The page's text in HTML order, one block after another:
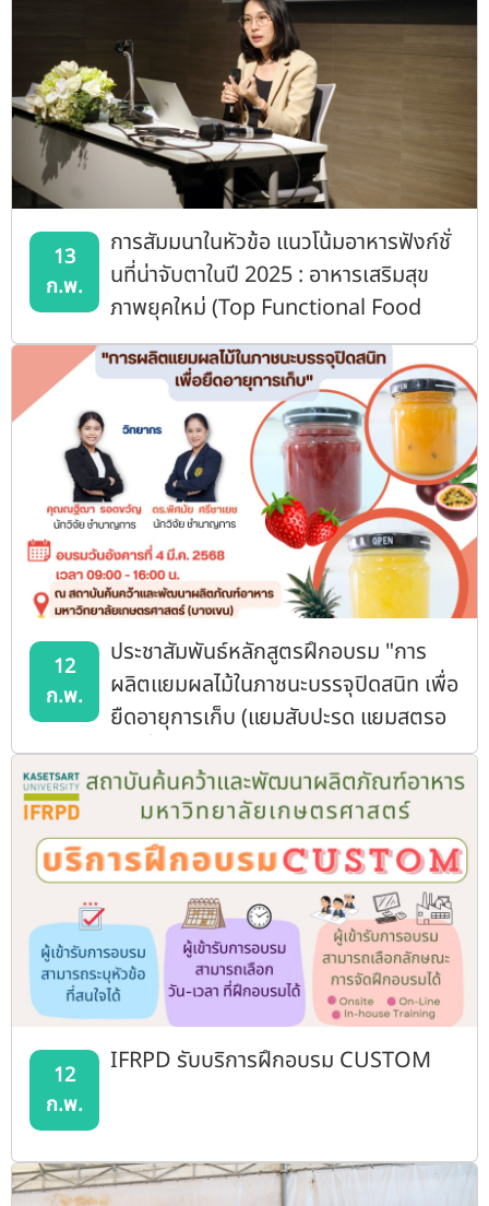
13
ก.พ.
การสัมมนาในหัวข้อ แนวโน้มอาหารฟังก์ชั่
นที่น่าจับตาในปี 2025 : อาหารเสริมสุข
ภาพยุคใหม่ (Top Functional Food
Trends for 2025: A new Era in
Health-Enhancing Foods)
12
ก.พ.
ประชาสัมพันธ์หลักสูตรฝึกอบรม "การ
ผลิตแยมผลไม้ในภาชนะบรรจุปิดสนิท เพื่อ
ยืดอายุการเก็บ (แยมสับปะรด แยมสตรอ
เบอรี่ และแยมเสาวรสผสมมะม่วง)"
12
ก.พ.
IFRPD รับบริการฝึกอบรม CUSTOM